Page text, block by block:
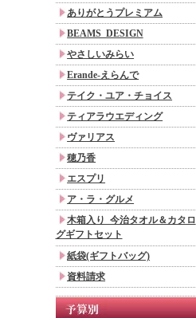
ありがとうプレミアム
BEAMS DESIGN
やさしいみらい
Erande-えらんで
テイク・ユア・チョイス
ティアラウエディング
ヴァリアス
穂乃香
エスプリ
ア・ラ・グルメ
木箱入り 今治タオル＆カタロ
グギフトセット
紙袋(ギフトバッグ)
資料請求